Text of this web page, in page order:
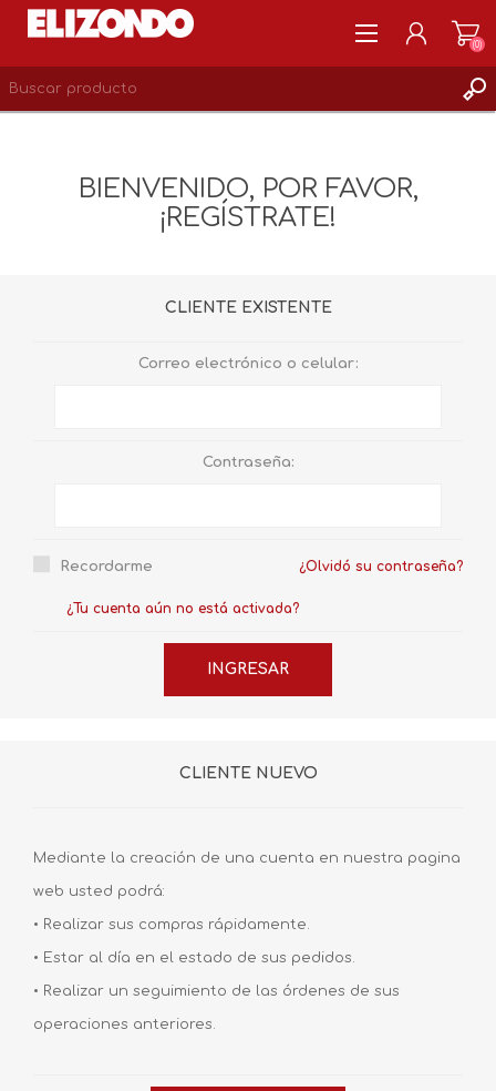
LISTA DE DESEOS 0
(0)
BIENVENIDO, POR FAVOR,
¡REGÍSTRATE!
CLIENTE EXISTENTE
Correo electrónico o celular:
Contraseña:
Recordarme ¿Olvidó su contraseña?
¿Tu cuenta aún no está activada?
CLIENTE NUEVO
Mediante la creación de una cuenta en nuestra pagina
web usted podrá:
• Realizar sus compras rápidamente.
• Estar al día en el estado de sus pedidos.
• Realizar un seguimiento de las órdenes de sus
operaciones anteriores.